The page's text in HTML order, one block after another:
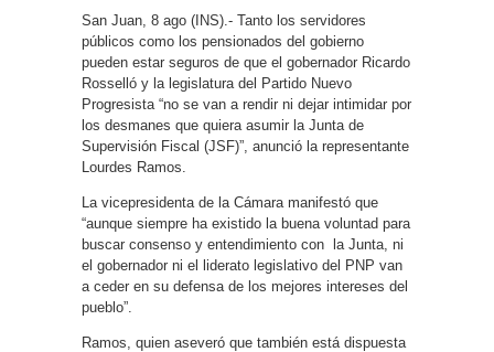
San Juan, 8 ago (INS).- Tanto los servidores
públicos como los pensionados del gobierno
pueden estar seguros de que el gobernador Ricardo
Rosselló y la legislatura del Partido Nuevo
Progresista “no se van a rendir ni dejar intimidar por
los desmanes que quiera asumir la Junta de
Supervisión Fiscal (JSF)”, anunció la representante
Lourdes Ramos.
La vicepresidenta de la Cámara manifestó que
“aunque siempre ha existido la buena voluntad para
buscar consenso y entendimiento con la Junta, ni
el gobernador ni el liderato legislativo del PNP van
a ceder en su defensa de los mejores intereses del
pueblo”.
Ramos, quien aseveró que también está dispuesta